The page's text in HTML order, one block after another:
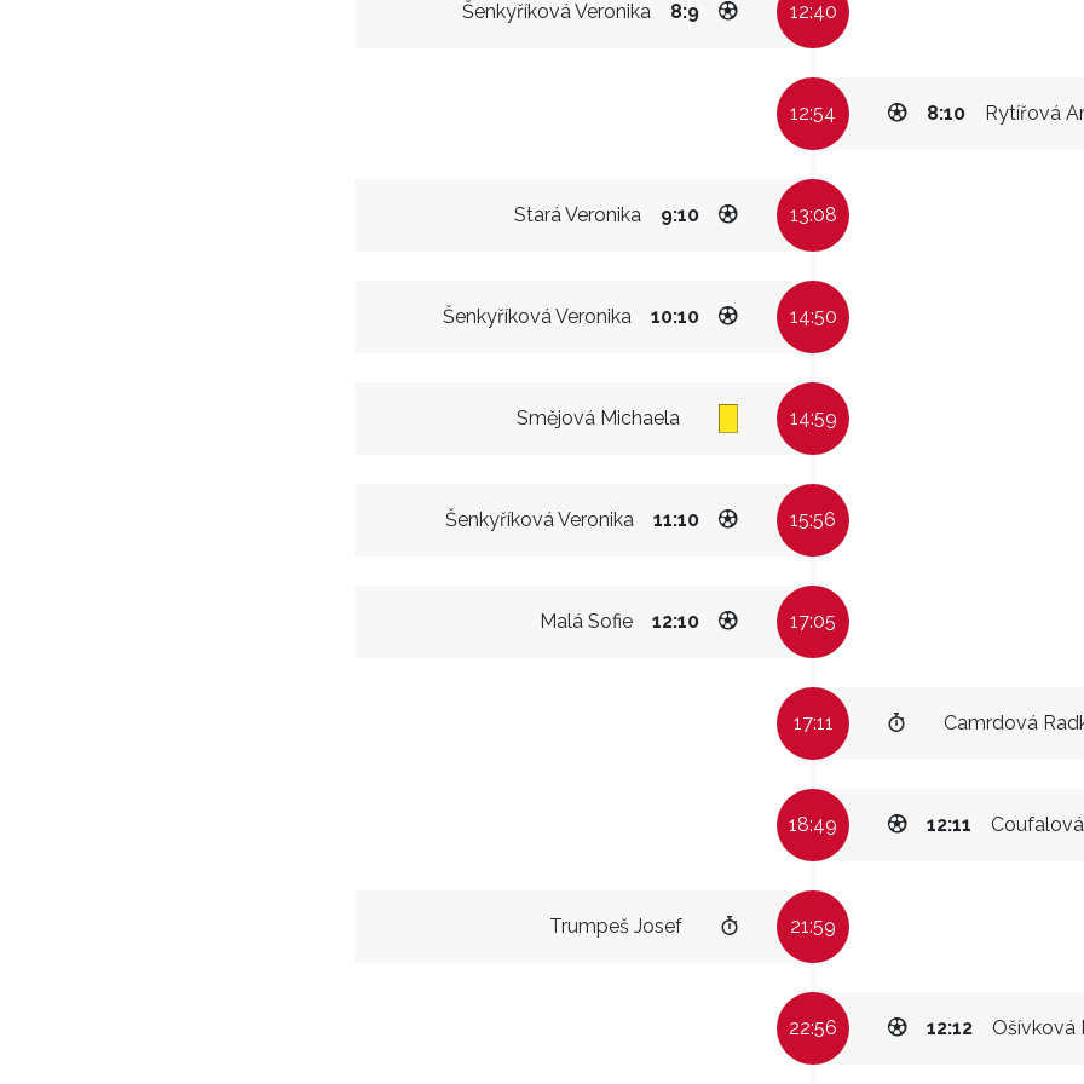
Šenkyříková Veronika 8:9 12:40
12:54 Rytířová
8:10
Stará Veronika 9:10 13:08
Šenkyříková Veronika 10:10 14:50
Smějová Michaela 14:59
Šenkyříková Veronika 11:10 15:56
Malá Sofie 12:10 17:05
17:11 Camrdová
18:49 12:11
Trumpeš Josef 21:59
22:56 Ošívková
12:12